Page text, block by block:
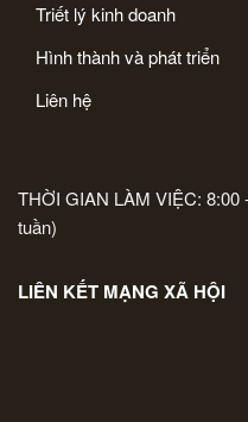
Triết lý kinh doanh
Hình thành và phát triển
Liên hệ
THỜI GIAN LÀM VIỆC: 8:00
tuần)
LIÊN KẾT MẠNG XÃ HỘI